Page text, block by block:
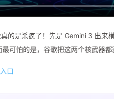
的是杀疯了！先是 Gemini 3 出来
最可怕的是，谷歌把这两个核武器
口